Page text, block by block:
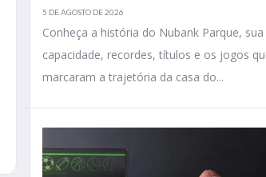
5 DE AGOSTO DE 2026
Conheça a história do Nubank Parque, sua
capacidade, recordes, títulos e os jogos
marcaram a trajetória da casa do...